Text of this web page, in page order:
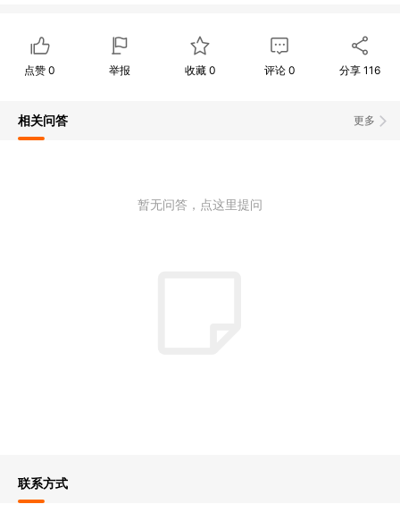
点赞0 举报 收藏 0 评论0 分享116
更多
相关问答
暂无问答，点这里提问
联系方式